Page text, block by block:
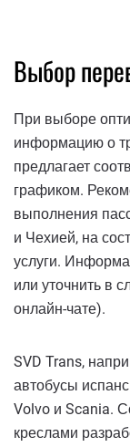
Выбор
При выборе
информацию о
предлагает
графиком.
выполнения
и Чехией, на
услуги.
или уточнить в
онлайн-чате).
SVD Trans,
автобусы
Volvo и Scania.
креслами